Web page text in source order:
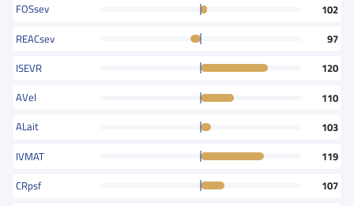
FOSsev
102
REACsev
97
ISEVR
120
AVel
110
ALait
103
IVMAT
119
CRpsf
107